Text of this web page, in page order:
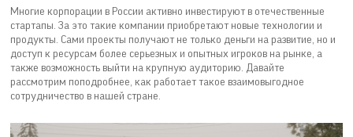
Многие корпорации в России активно инвестируют в отечественные
стартапы. За это такие компании приобретают новые технологии и
продукты. Сами проекты получают не только деньги на развитие, но и
доступ к ресурсам более серьезных и опытных игроков на рынке, а
также возможность выйти на крупную аудиторию. Давайте
рассмотрим поподробнее, как работает такое взаимовыгодное
сотрудничество в нашей стране.